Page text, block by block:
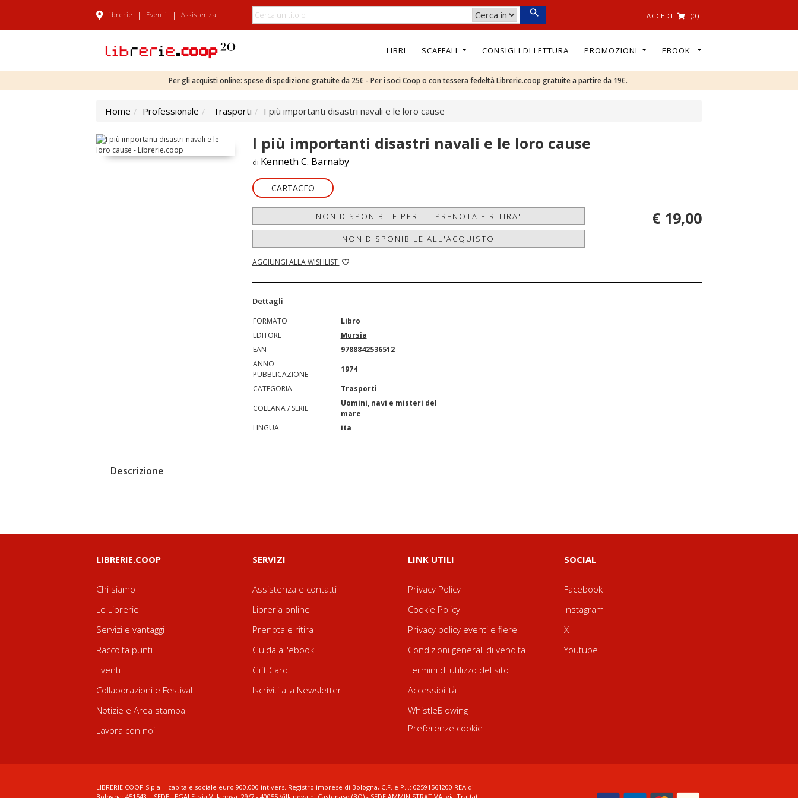
Librerie | Eventi | Assistenza ACCEDI (0)
LIBRI SCAFFALI CONSIGLI DI LETTURA PROMOZIONI EBOOK
Per gli acquisti online: spese di spedizione gratuite da 25€ - Per i soci Coop o con tessera fedeltà Librerie.coop gratuite a partire da 19€.
Home Professionale Trasporti I più importanti disastri navali e le loro cause
I più importanti disastri navali e le loro cause
di Kenneth C. Barnaby
CARTACEO
NON DISPONIBILE PER IL 'PRENOTA E RITIRA'
NON DISPONIBILE ALL'ACQUISTO
AGGIUNGI ALLA WISHLIST
€ 19,00
Dettagli
FORMATO
Libro
EDITORE
Mursia
EAN
9788842536512
ANNO
PUBBLICAZIONE
1974
CATEGORIA
Trasporti
COLLANA / SERIE
Uomini, navi e misteri del
mare
LINGUA
ita
Descrizione
LIBRERIE.COOP
Chi siamo
Le Librerie
Servizi e vantaggi
Raccolta punti
Eventi
Collaborazioni e Festival
Notizie e Area stampa
Lavora con noi
SERVIZI
Assistenza e contatti
Libreria online
Prenota e ritira
Guida all'ebook
Gift Card
Iscriviti alla Newsletter
LINK UTILI
Privacy Policy
Cookie Policy
Privacy policy eventi e fiere
Condizioni generali di vendita
Termini di utilizzo del sito
Accessibilità
WhistleBlowing
Preferenze cookie
SOCIAL
Facebook
Instagram
X
Youtube
LIBRERIE.COOP S.p.a. - capitale sociale euro 900.000 int.vers. Registro imprese di Bologna, C.F. e P.I.: 02591561200 REA di